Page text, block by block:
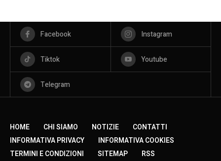
Facebook Instagram
Tiktok Youtube
Telegram
HOME CHI SIAMO NOTIZIE
CONTATTI
INFORMATIVA PRIVACY
INFORMATIVA COOKIES
TERMINI E CONDIZIONI
SITEMAP RSS